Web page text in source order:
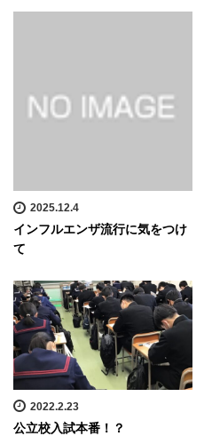
2025.12.4
インフルエンザ流行に気をつけ
て
2022.2.23
公立校入試本番！？